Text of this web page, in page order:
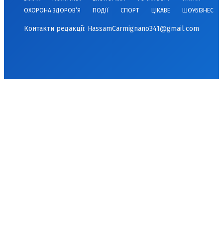
ОХОРОНА ЗДОРОВ’Я
ПОДІЇ СПОРТ ЦІКАВЕ ШОУБІЗНЕС
Контакти редакції: HassamCarmignano341@gmail.com